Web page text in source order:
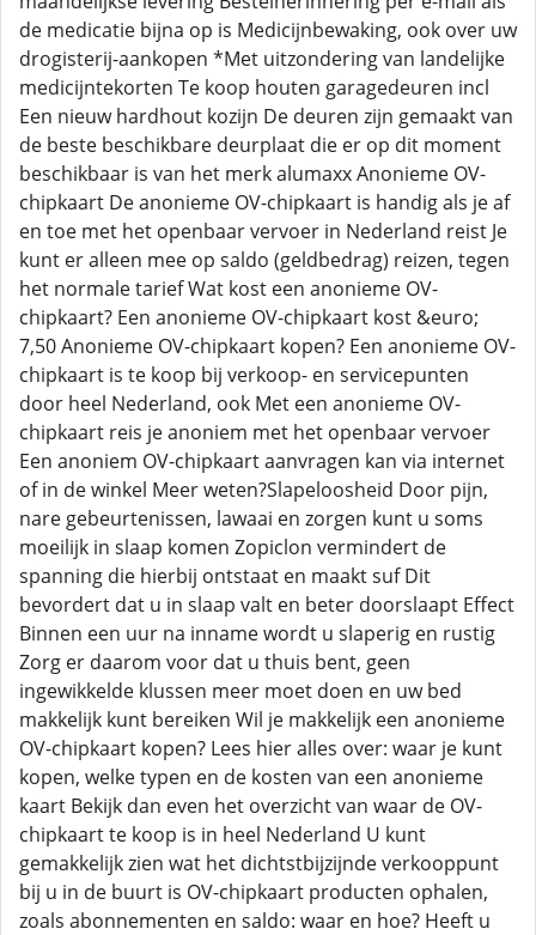
de medicatie bijna op is Medicijnbewaking, ook over uw
drogisterij-aankopen *Met uitzondering van landelijke
medicijntekorten Te koop houten garagedeuren incl
Een nieuw hardhout kozijn De deuren zijn gemaakt van
de beste beschikbare deurplaat die er op dit moment
beschikbaar is van het merk alumaxx Anonieme OV-
chipkaart De anonieme OV-chipkaart is handig als je af
en toe met het openbaar vervoer in Nederland reist Je
kunt er alleen mee op saldo (geldbedrag) reizen, tegen
het normale tarief Wat kost een anonieme OV-
chipkaart? Een anonieme OV-chipkaart kost &euro;
7,50 Anonieme OV-chipkaart kopen? Een anonieme OV-
chipkaart is te koop bij verkoop- en servicepunten
door heel Nederland, ook Met een anonieme OV-
chipkaart reis je anoniem met het openbaar vervoer
Een anoniem OV-chipkaart aanvragen kan via internet
of in de winkel Meer weten?Slapeloosheid Door pijn,
nare gebeurtenissen, lawaai en zorgen kunt u soms
moeilijk in slaap komen Zopiclon vermindert de
spanning die hierbij ontstaat en maakt suf Dit
bevordert dat u in slaap valt en beter doorslaapt Effect
Binnen een uur na inname wordt u slaperig en rustig
Zorg er daarom voor dat u thuis bent, geen
ingewikkelde klussen meer moet doen en uw bed
makkelijk kunt bereiken Wil je makkelijk een anonieme
OV-chipkaart kopen? Lees hier alles over: waar je kunt
kopen, welke typen en de kosten van een anonieme
kaart Bekijk dan even het overzicht van waar de OV-
chipkaart te koop is in heel Nederland U kunt
gemakkelijk zien wat het dichtstbijzijnde verkooppunt
bij u in de buurt is OV-chipkaart producten ophalen,
zoals abonnementen en saldo: waar en hoe? Heeft u